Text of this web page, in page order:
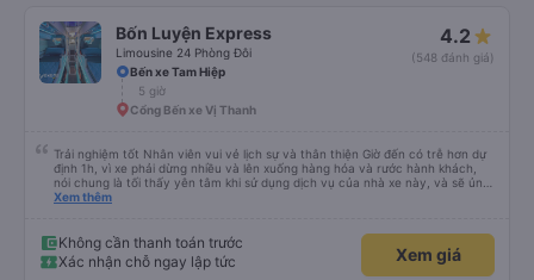
Bốn Luyện Express
Limousine 24 Phòng Đôi
4.2
(548 đánh giá)
Bến xe Tam Hiệp
5 giờ
Cổng Bến xe Vị Thanh
Trải nghiệm tốt Nhân viên vui vẻ lịch sự và thân thiện Giờ đến có trễ hơn dự
định 1h, vì xe phải dừng nhiều và lên xuống hàng hóa và rước hành khách,
nói chung là tối thấy yên tâm khi sử dụng dịch vụ của nhà xe này, và sẽ ủng
hộ và giới thiệu cho người thân sử dụng dịch vụ của nhà xe này
Xem thêm
Không cần thanh toán trước
Xác nhận chỗ ngay lập tức
Xem giá